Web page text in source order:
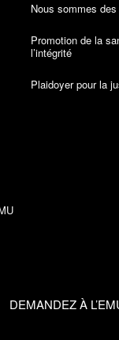
Nous sommes
Promotion de la
l’intégrité
Plaidoyer pour la
DEMANDEZ À